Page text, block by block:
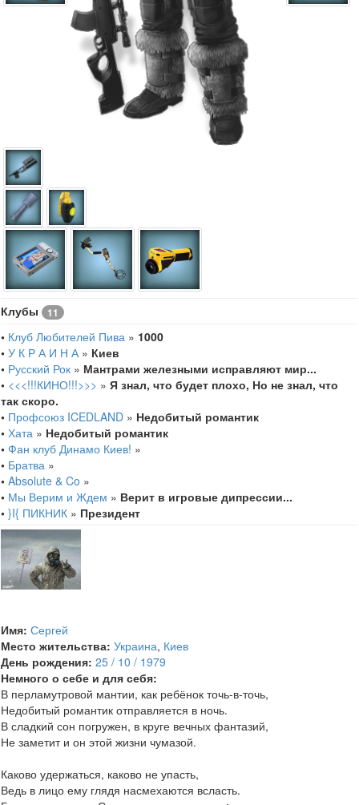
Клубы 11
• Клуб Любителей Пива » 1000
• У К Р А И Н А » Киев
• Русский Рок » Мантрами железными исправляют мир...
• <<<!!!КИНО!!!>>> » Я знал, что будет плохо, Но не знал, что
так скоро.
• Профсоюз ICEDLAND » Недобитый романтик
• Хата » Недобитый романтик
• Фан клуб Динамо Киев! »
• Братва »
• Absolute & Co »
• Мы Верим и Ждем » Верит в игровые дипрессии...
• }I{ ПИКНИК » Президент
Имя: Сергей
Место жительства: Украина, Киев
День рождения: 25 / 10 / 1979
Немного о себе и для себя:
В перламутровой мантии, как ребёнок точь-в-точь,
Недобитый романтик отправляется в ночь.
В сладкий сон погружен, в круге вечных фантазий,
Не заметит и он этой жизни чумазой.
Каково удержаться, каково не упасть,
Ведь в лицо ему глядя насмехаются всласть.